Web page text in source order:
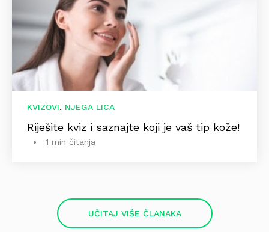
KVIZOVI, NJEGA LICA
Riješite kviz i saznajte koji je vaš tip kože!
1 min čitanja
UČITAJ VIŠE ČLANAKA